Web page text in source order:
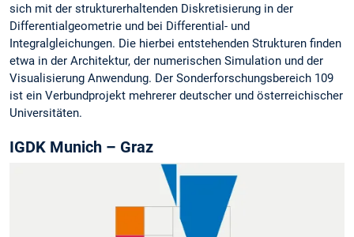
sich mit der strukturerhaltenden Diskretisierung in der
Differentialgeometrie und bei Differential- und
Integralgleichungen. Die hierbei entstehenden Strukturen finden
etwa in der Architektur, der numerischen Simulation und der
Visualisierung Anwendung. Der Sonderforschungsbereich 109
ist ein Verbundprojekt mehrerer deutscher und österreichischer
Universitäten.
IGDK Munich – Graz